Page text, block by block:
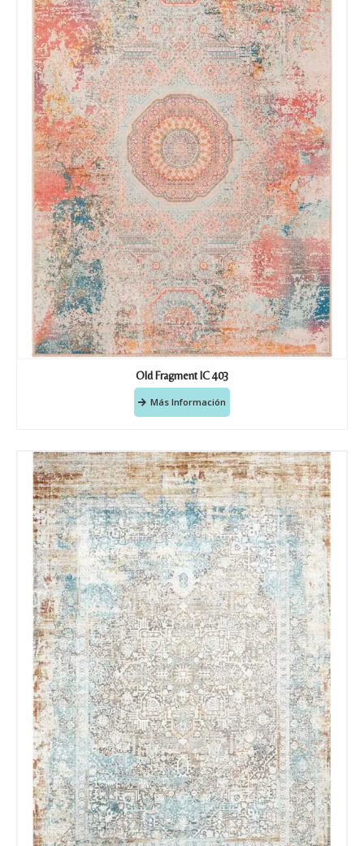
Old Fragment IC 403
Más Información
Recibir mi oferta